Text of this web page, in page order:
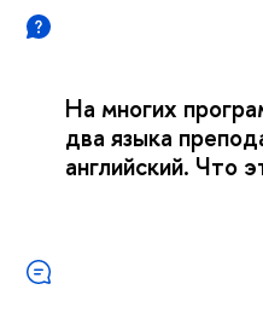
На многих
два языка
английский. Что